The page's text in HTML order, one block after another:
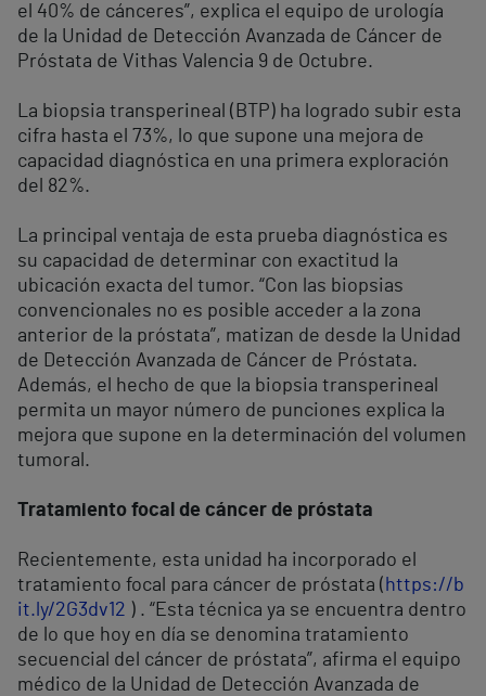
el 40% de cánceres”, explica el equipo de urología
de la Unidad de Detección Avanzada de Cáncer de
Próstata de Vithas Valencia 9 de Octubre.
La biopsia transperineal (BTP) ha logrado subir esta
cifra hasta el 73%, lo que supone una mejora de
capacidad diagnóstica en una primera exploración
del 82%.
La principal ventaja de esta prueba diagnóstica es
su capacidad de determinar con exactitud la
ubicación exacta del tumor. “Con las biopsias
convencionales no es posible acceder a la zona
anterior de la próstata”, matizan de desde la Unidad
de Detección Avanzada de Cáncer de Próstata.
Además, el hecho de que la biopsia transperineal
permita un mayor número de punciones explica la
mejora que supone en la determinación del volumen
tumoral.
Tratamiento focal de cáncer de próstata
Recientemente, esta unidad ha incorporado el
tratamiento focal para cáncer de próstata ( https://b
it.ly/2G3dv12 ) . “Esta técnica ya se encuentra dentro
de lo que hoy en día se denomina tratamiento
secuencial del cáncer de próstata”, afirma el equipo
médico de la Unidad de Detección Avanzada de